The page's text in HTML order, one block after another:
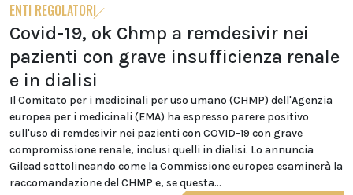
ENTI REGOLATORI
Covid-19, ok Chmp a remdesivir nei
pazienti con grave insufficienza renale
e in dialisi
Il Comitato per i medicinali per uso umano (CHMP) dell'Agenzia
europea per i medicinali (EMA) ha espresso parere positivo
sull'uso di remdesivir nei pazienti con COVID-19 con grave
compromissione renale, inclusi quelli in dialisi. Lo annuncia
Gilead sottolineando come la Commissione europea esaminerà la
raccomandazione del CHMP e, se questa...